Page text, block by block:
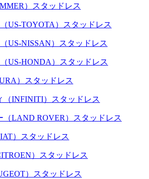
）スタッドレス
TOYOTA）スタッドレス
US-NISSAN）スタッドレス
HONDA）スタッドレス
）スタッドレス
（INFINITI）スタッドレス
（LAND ROVER）スタッドレス
）スタッドレス
）スタッドレス
）スタッドレス